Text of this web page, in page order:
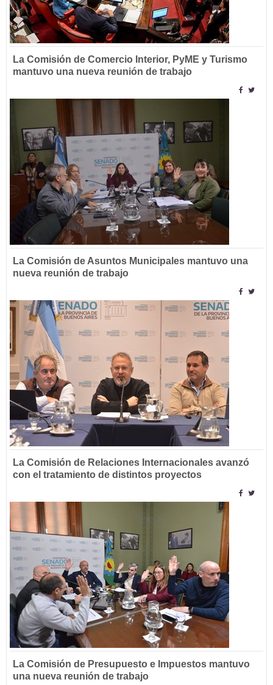
La Comisión de Comercio Interior, PyME y Turismo
mantuvo una nueva reunión de trabajo
La Comisión de Asuntos Municipales mantuvo una
nueva reunión de trabajo
La Comisión de Relaciones Internacionales avanzó
con el tratamiento de distintos proyectos
La Comisión de Presupuesto e Impuestos mantuvo
una nueva reunión de trabajo